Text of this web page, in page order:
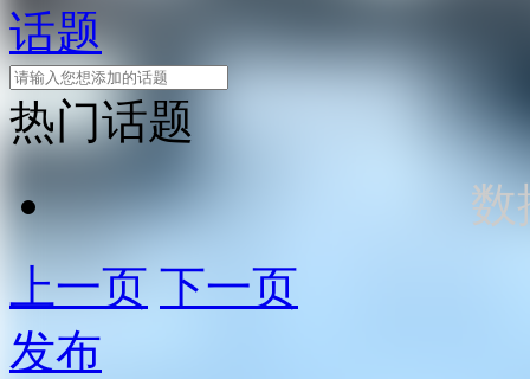
话题
热门话题
数
上一页 下一页
发布